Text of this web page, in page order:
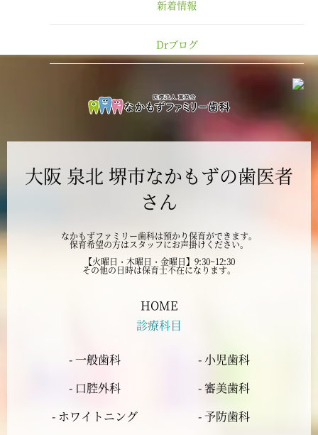
2024年12月
2024年11月
2024年9月
2024年8月
2024年7月
2024年5月
新着情報
Drブログ
大阪 泉北 堺市なかもずの歯医者
さん
なかもずファミリー歯科は預かり保育ができます。
保育希望の方はスタッフにお声掛けください。
【火曜日・木曜日・金曜日】9:30~12:30
その他の日時は保育士不在になります。
HOME
診療科目
- 一般歯科
- 小児歯科
- 口腔外科
- 審美歯科
- ホワイトニング
- 予防歯科